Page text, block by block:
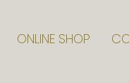
ONLINE SHOP